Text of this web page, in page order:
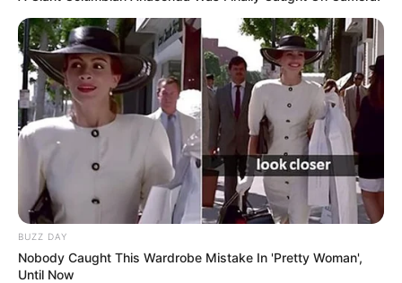
BUZZ DAY
Nobody Caught This Wardrobe Mistake In 'Pretty Woman',
Until Now